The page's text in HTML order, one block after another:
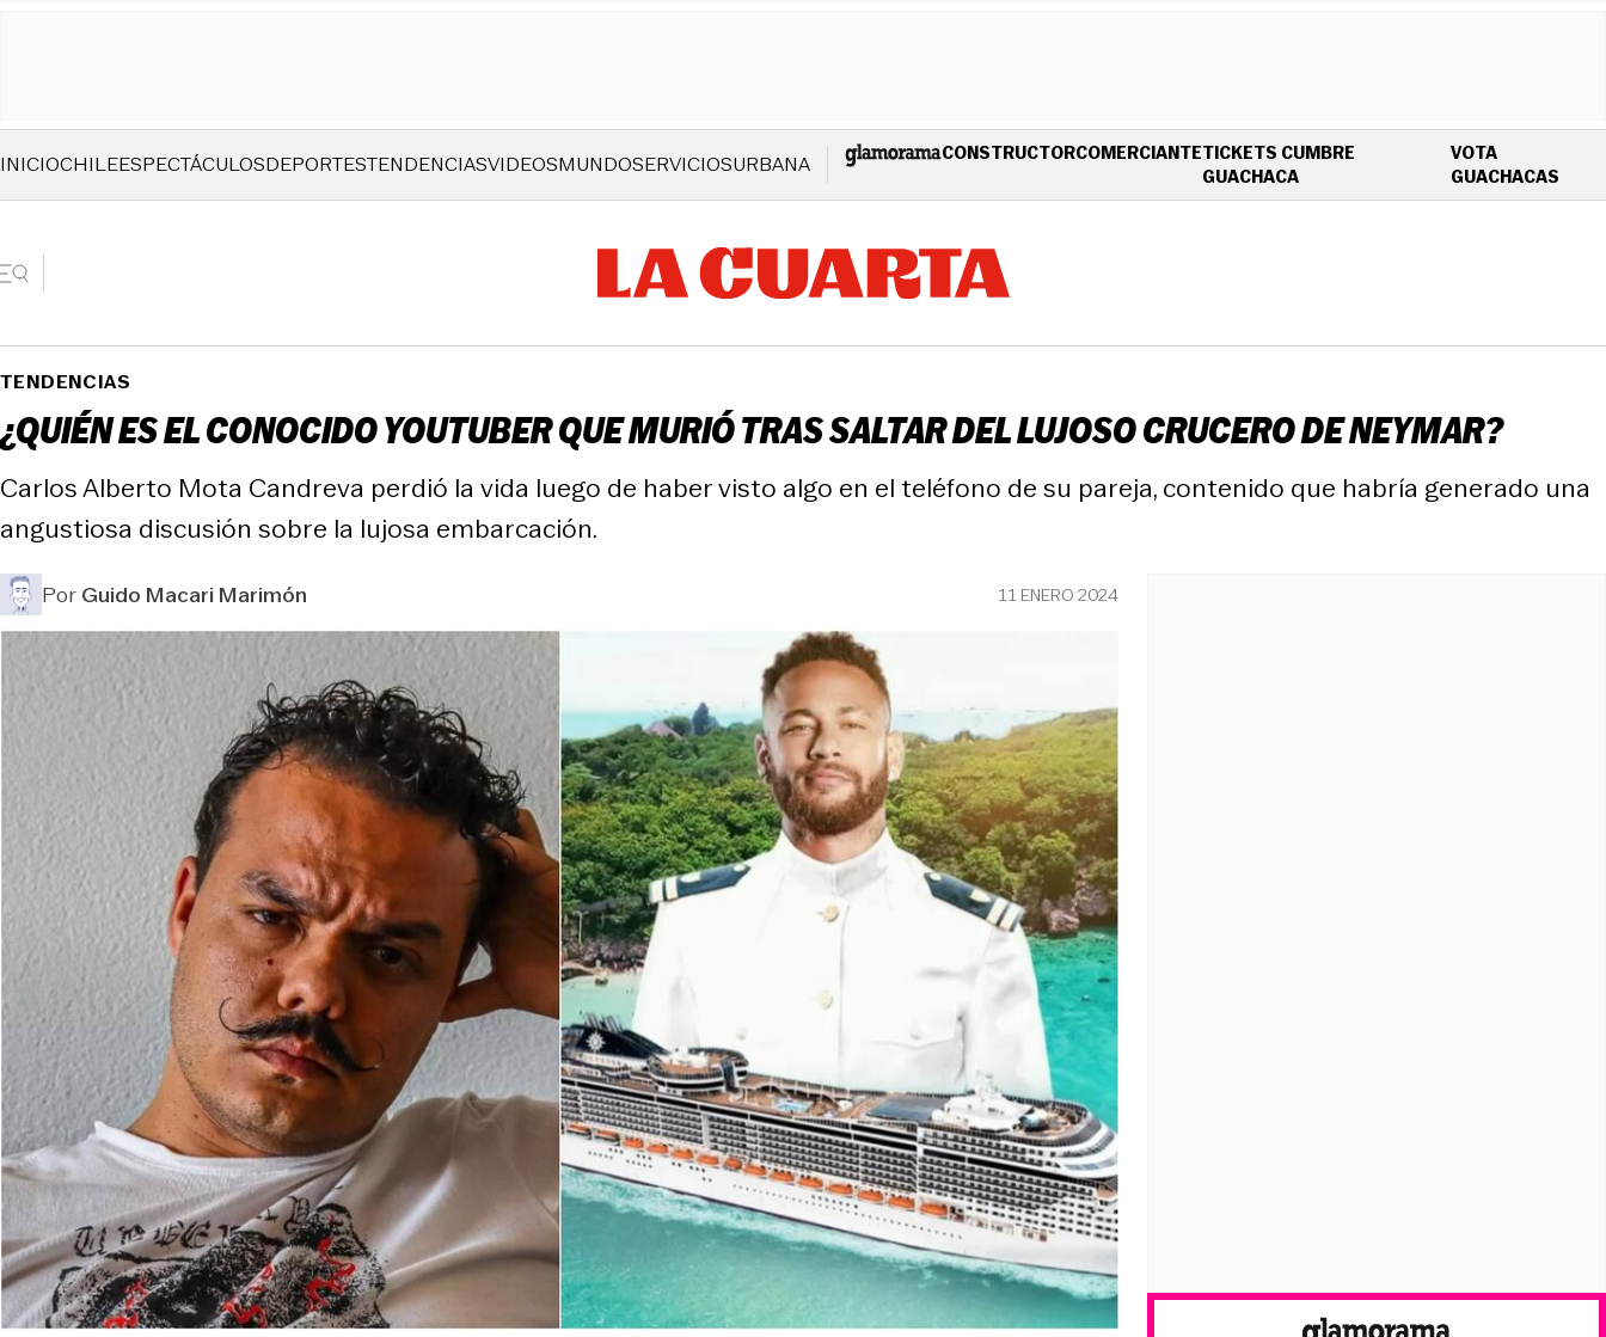
INICIOCHILEESPECTÁCULOSDEPORTESTENDENCIASVIDEOSMUNDOSERVICIOSURBANA CONSTRUCTORCOMERCIANTETICKETS CUMBRE
GUACHACAOPENS IN NEW WINDOW
VOTA
GUACHACAS
TENDENCIAS
¿QUIÉN ES EL CONOCIDO YOUTUBER QUE MURIÓ TRAS SALTAR DEL LUJOSO CRUCERO DE NEYMAR?
Carlos Alberto Mota Candreva perdió la vida luego de haber visto algo en el teléfono de su pareja, contenido que habría generado una
angustiosa discusión sobre la lujosa embarcación.
PorGuido Macari Marimón 11 ENERO 2024